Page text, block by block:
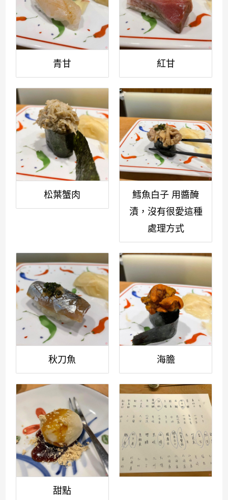
青甘 紅甘
松葉蟹肉
鱈魚白子 用醬醃
漬，沒有很愛這種
處理方式
秋刀魚 海膽
甜點